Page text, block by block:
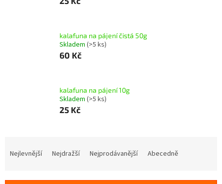
kalafuna na pájení čistá 50g
Skladem (>5 ks)
60 Kč
kalafuna na pájení 10g
Skladem (>5 ks)
25 Kč
Nejlevnější Nejdražší Nejprodávanější Abecedně